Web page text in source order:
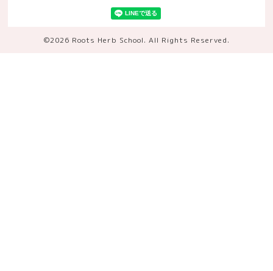
©2026 Roots Herb School. All Rights Reserved.